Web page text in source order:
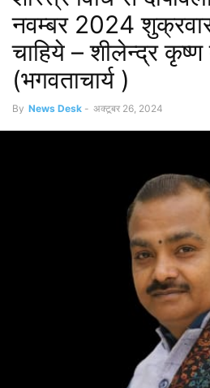
नवम्बर 2024 शुक्रवार
चाहिये – शीलेन्द्र कृष्ण
(भगवताचार्य )
By News Desk - अक्टूबर 26, 2024